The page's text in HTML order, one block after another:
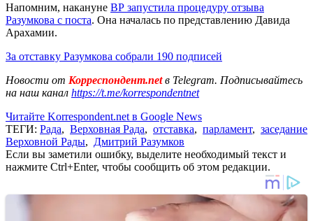
Напомним, накануне ВР запустила процедуру отзыва
Разумкова с поста. Она началась по представлению Давида
Арахамии.
За отставку Разумкова собрали 190 подписей
Новости от Корреспондент.netв Telegram. Подписывайтесь
на наш канал https://t.me/korrespondentnet
Читайте Korrespondent.net в Google News
ТЕГИ: Рада, Верховная Рада, отставка, парламент, заседание
Верховной Рады, Дмитрий Разумков
Если вы заметили ошибку, выделите необходимый текст и
нажмите Ctrl+Enter, чтобы сообщить об этом редакции.